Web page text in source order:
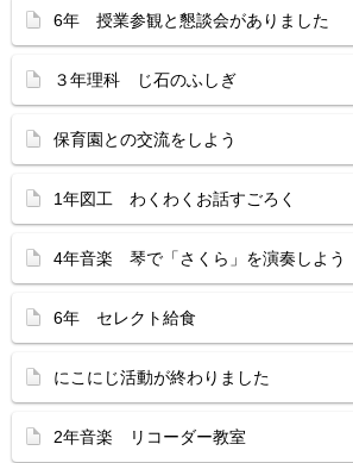
6年 授業参観と懇談会がありました
３年理科 じ石のふしぎ
保育園との交流をしよう
1年図工 わくわくお話すごろく
4年音楽 琴で「さくら」を演奏しよう
6年 セレクト給食
にこにじ活動が終わりました
2年音楽 リコーダー教室